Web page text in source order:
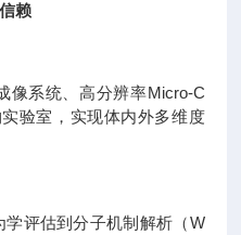
赖
像系统、高分辨率Micro-C
验室，实现体内外多维度
评估到分子机制解析（W